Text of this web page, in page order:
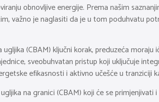
obnovljive energije. Prema našim
važno je naglasiti da je u tom poduhvatu
(CBAM) ključni korak, preduzeća
sveobuhvatan pristup koji uključuje
efikasnosti i aktivno učešće u tranziciji
na granici (CBAM) koji će se